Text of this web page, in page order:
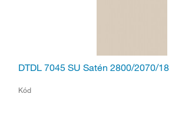
DTDL 7045 SU Satén 2800/2070/18
Kód